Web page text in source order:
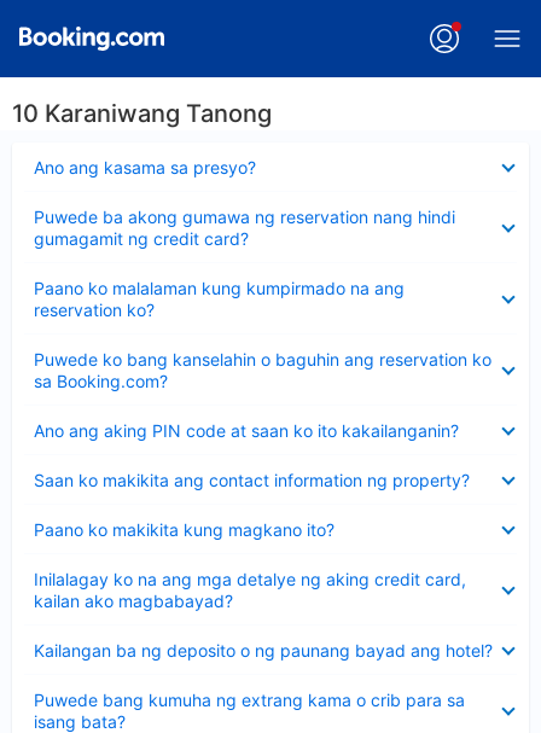
10 Karaniwang Tanong
Ano ang kasama sa presyo?
ang
Puwede ba akong gumawa ng reservation nang hindi
gumagamit ng credit card?
ang
sagot
Paano ko malalaman kung kumpirmado na ang
reservation ko?
ang
sagot
Puwede ko bang kanselahin o baguhin ang reservation ko
sa Booking.com?
ang
sagot
Ano ang aking PIN code at saan ko ito kakailanganin?
ang
Saan ko makikita ang contact information ng property?
ang
Paano ko makikita kung magkano ito?
ang
Inilalagay ko na ang mga detalye ng aking credit card,
kailan ako magbabayad?
ang
sagot
Kailangan ba ng deposito o ng paunang bayad ang hotel?
ang
Puwede bang kumuha ng extrang kama o crib para sa
isang bata?
ang
sagot